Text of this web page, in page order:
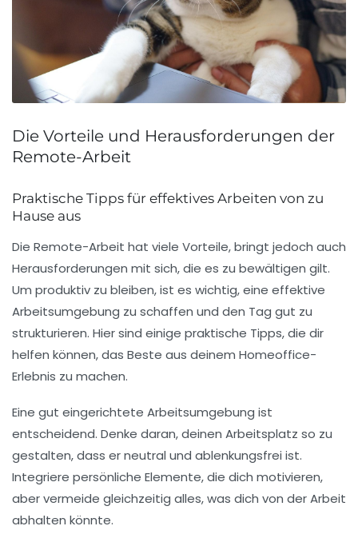
Die Vorteile und Herausforderungen der
Remote-Arbeit
Praktische Tipps für effektives Arbeiten von zu
Hause aus
Die Remote-Arbeit hat viele Vorteile, bringt jedoch auch
Herausforderungen mit sich, die es zu bewältigen gilt.
Um produktiv zu bleiben, ist es wichtig, eine effektive
Arbeitsumgebung zu schaffen und den Tag gut zu
strukturieren. Hier sind einige praktische Tipps, die dir
helfen können, das Beste aus deinem Homeoffice-
Erlebnis zu machen.
Eine gut eingerichtete Arbeitsumgebung ist
entscheidend. Denke daran, deinen Arbeitsplatz so zu
gestalten, dass erneutral und ablenkungsfrei ist.
Integriere persönliche Elemente, die dich motivieren,
aber vermeide gleichzeitig alles, was dich von der Arbeit
abhalten könnte.